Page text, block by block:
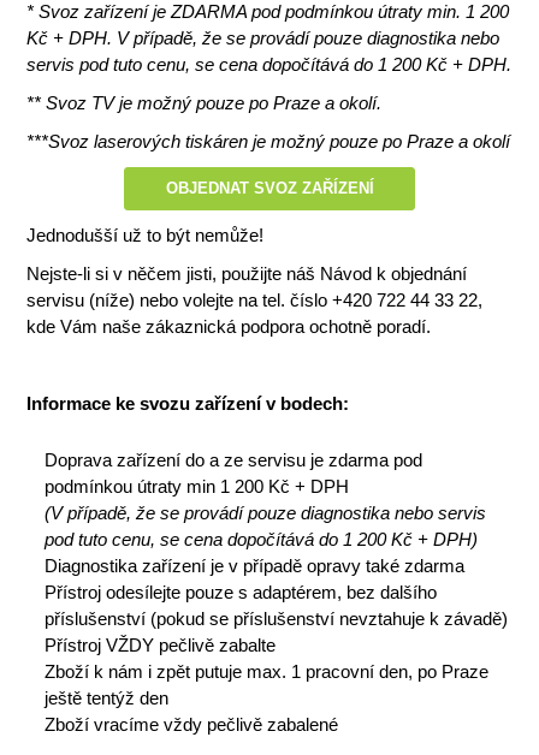
* Svoz zařízení je ZDARMA pod podmínkou útraty min. 1 200
Kč + DPH. V případě, že se provádí pouze diagnostika nebo
servis pod tuto cenu, se cena dopočítává do 1 200 Kč + DPH.
** Svoz TV je možný pouze po Praze a okolí.
***Svoz laserových tiskáren je možný pouze po Praze a okolí
OBJEDNAT SVOZ ZAŘÍZENÍ
Jednodušší už to být nemůže!
Nejste-li si v něčem jisti, použijte náš Návod k objednání
servisu (níže) nebo volejte na tel. číslo +420 722 44 33 22,
kde Vám naše zákaznická podpora ochotně poradí.
Informace ke svozu zařízení v bodech:
Doprava zařízení do a ze servisu je zdarma pod
podmínkou útraty min 1 200 Kč + DPH
(V případě, že se provádí pouze diagnostika nebo servis
pod tuto cenu, se cena dopočítává do 1 200 Kč + DPH)
Diagnostika zařízení je v případě opravy také zdarma
Přístroj odesílejte pouze s adaptérem, bez dalšího
příslušenství (pokud se příslušenství nevztahuje k závadě)
Přístroj VŽDY pečlivě zabalte
Zboží k nám i zpět putuje max. 1 pracovní den, po Praze
ještě tentýž den
Zboží vracíme vždy pečlivě zabalené